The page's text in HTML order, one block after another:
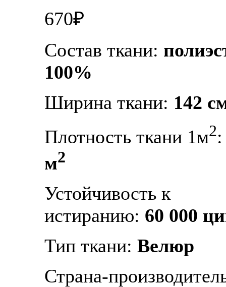
670₽
Состав ткани:
100%
Ширина ткани: 142
Плотность ткани 1м2
м2
Устойчивость к
истиранию: 60 000
Тип ткани: Велюр
Страна-